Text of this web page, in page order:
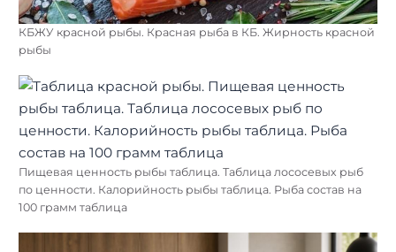
КБЖУ красной рыбы. Красная рыба в КБ. Жирность красной
рыбы
Пищевая ценность рыбы таблица. Таблица лососевых рыб
по ценности. Калорийность рыбы таблица. Рыба состав на
100 грамм таблица